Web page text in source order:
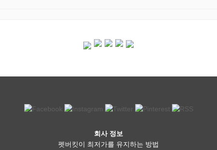
회사 정보
펫버킷이 최저가를 유지하는 방법